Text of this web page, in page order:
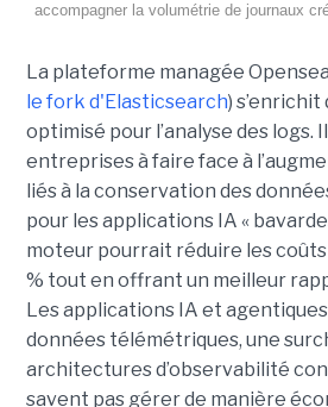
accompagner la volumétrie de journaux
La plateforme managée
le fork d'Elasticsearch)
optimisé pour l’analyse des logs.
entreprises à faire face à
liés à la conservation des
pour les applications IA «
moteur pourrait réduire les
% tout en offrant un meilleur
Les applications IA et
données télémétriques, une
architectures d’observabilité
savent pas gérer de manière